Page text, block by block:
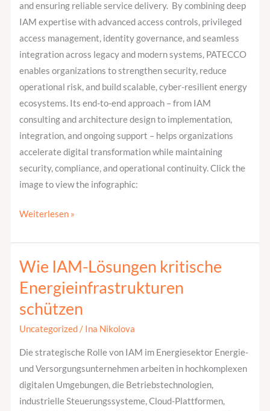
and ensuring reliable service delivery. By combining deep
IAM expertise with advanced access controls, privileged
access management, identity governance, and seamless
integration across legacy and modern systems, PATECCO
enables organizations to strengthen security, reduce
operational risk, and build scalable, cyber-resilient energy
ecosystems. Its end-to-end approach – from IAM
consulting and architecture design to implementation,
integration, and ongoing support – helps organizations
accelerate digital transformation while maintaining
security, compliance, and operational continuity. Click the
image to view the infographic:
Weiterlesen »
Wie IAM-Lösungen kritische
Energieinfrastrukturen
schützen
Uncategorized/ Ina Nikolova
Die strategische Rolle von IAM im Energiesektor Energie-
und Versorgungsunternehmen arbeiten in hochkomplexen
digitalen Umgebungen, die Betriebstechnologien,
industrielle Steuerungssysteme, Cloud-Plattformen,
Wie
IAM-
Lösungen
kritische
Energieinfrastrukturen